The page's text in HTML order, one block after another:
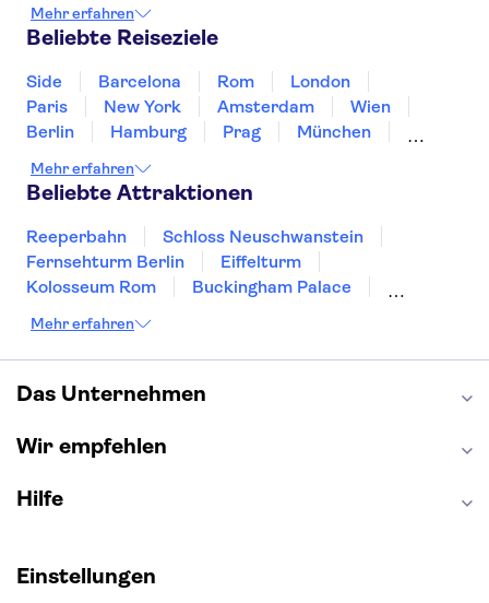
Italien
Japan Luxemburg
Polen
Portugal Schweden
Mehr erfahren
Beliebte Reiseziele
Side Barcelona Rom
London
Paris
New York Amsterdam
Wien
Berlin
Hamburg Prag
München
Stuttgart
Heidelberg
Mehr erfahren
Beliebte Attraktionen
Reeperbahn
Schloss Neuschwanstein
Fernsehturm Berlin
Eiffelturm
Kolosseum Rom
Buckingham Palace
Sagrada Familia
Moulin Rouge
Burj Khalifa
Keukenhof
London Eye
Elbphilharmonie
Mehr erfahren
Das Unternehmen
Wir empfehlen
Hilfe
Einstellungen